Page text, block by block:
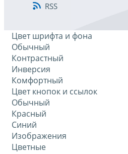
RSS
Цвет шрифта и фона
Обычный
Контрастный
Инверсия
Комфортный
Цвет кнопок и ссылок
Обычный
Красный
Синий
Изображения
Цветные